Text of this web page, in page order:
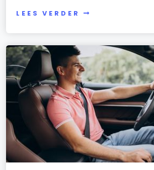
LEES VERDER